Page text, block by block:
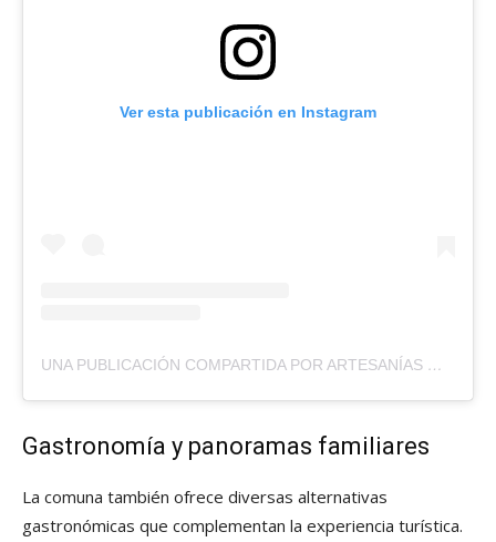
Ver esta publicación en Instagram
UNA PUBLICACIÓN COMPARTIDA POR ARTESANÍAS MADERA NATIVA CHILENA (@BENITEZARTESANIAS)
Gastronomía y panoramas familiares
La comuna también ofrece diversas alternativas
gastronómicas que complementan la experiencia turística.